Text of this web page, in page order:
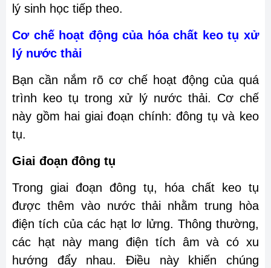
lý sinh học tiếp theo.
Cơ chế hoạt động của hóa chất keo tụ xử
lý nước thải
Bạn cần nắm rõ cơ chế hoạt động của quá
trình keo tụ trong xử lý nước thải. Cơ chế
này gồm hai giai đoạn chính: đông tụ và keo
tụ.
Giai đoạn đông tụ
Trong giai đoạn đông tụ, hóa chất keo tụ
được thêm vào nước thải nhằm trung hòa
điện tích của các hạt lơ lửng. Thông thường,
các hạt này mang điện tích âm và có xu
hướng đẩy nhau. Điều này khiến chúng